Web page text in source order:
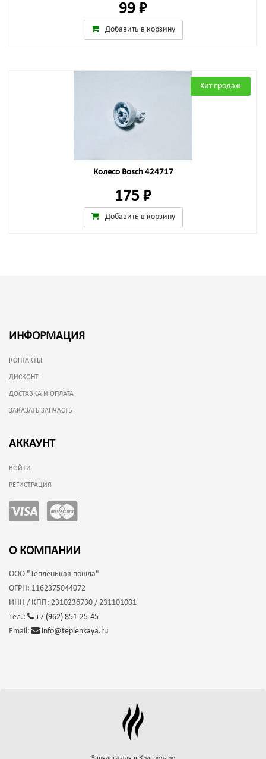
99 ₽
Добавить в корзину
Хит продаж
Колесо Bosch 424717
175 ₽
Добавить в корзину
ИНФОРМАЦИЯ
КОНТАКТЫ
ДИСКОНТ
ДОСТАВКА И ОПЛАТА
ЗАКАЗАТЬ ЗАПЧАСТЬ
АККАУНТ
ВОЙТИ
РЕГИСТРАЦИЯ
О КОМПАНИИ
ООО "Тепленькая пошла"
ОГРН: 1162375044072
ИНН / КПП: 2310236730 / 231101001
Тел.:
+7 (962) 851-25-45
Email:
info@teplenkaya.ru